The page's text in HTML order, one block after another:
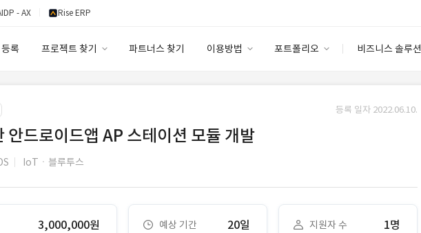
- AX Rise ERP
록 프로젝트 찾기 파트너스 찾기 이용방법 포트폴리오 비즈니스 솔루션
이용요금
고객센터
안심 코드 케어
등록 일자 2022.06.10.
안드로이드앱 AP 스테이션 모듈 개발
IoTㆍ블루투스
3,000,000원 예상 기간 20일 지원자 수 1명